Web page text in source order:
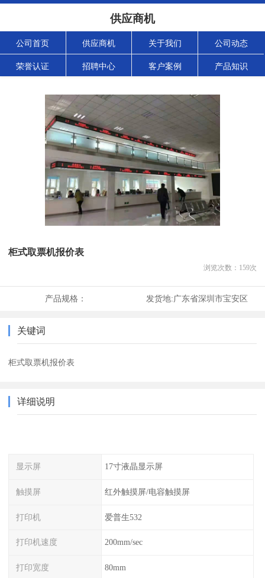
供应商机
公司首页 供应商机 关于我们 公司动态
荣誉认证 招聘中心 客户案例 产品知识
柜式取票机报价表
浏览次数： 159次
产品规格： 发货地:广东省深圳市宝安区
关键词
柜式取票机报价表
详细说明
显示屏 17寸液晶显示屏
触摸屏 红外触摸屏/电容触摸屏
打印机 爱普生532
打印机速度 200mm/sec
打印宽度 80mm